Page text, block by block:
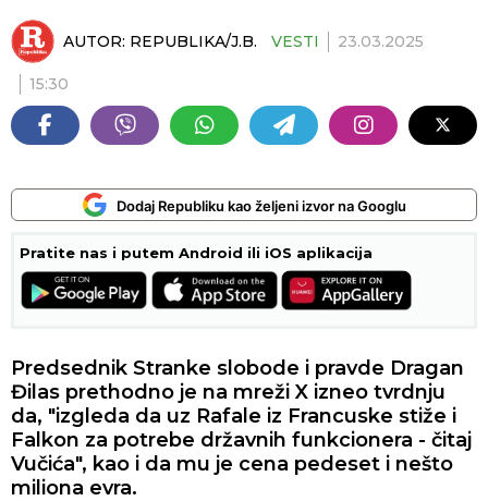
AUTOR: REPUBLIKA/J.B. VESTI 23.03.2025
15:30
Dodaj Republiku kao željeni izvor na Googlu
Pratite nas i putem Android ili iOS aplikacija
Predsednik Stranke slobode i pravde Dragan
Đilas prethodno je na mreži X izneo tvrdnju
da, "izgleda da uz Rafale iz Francuske stiže i
Falkon za potrebe državnih funkcionera - čitaj
Vučića", kao i da mu je cena pedeset i nešto
miliona evra.